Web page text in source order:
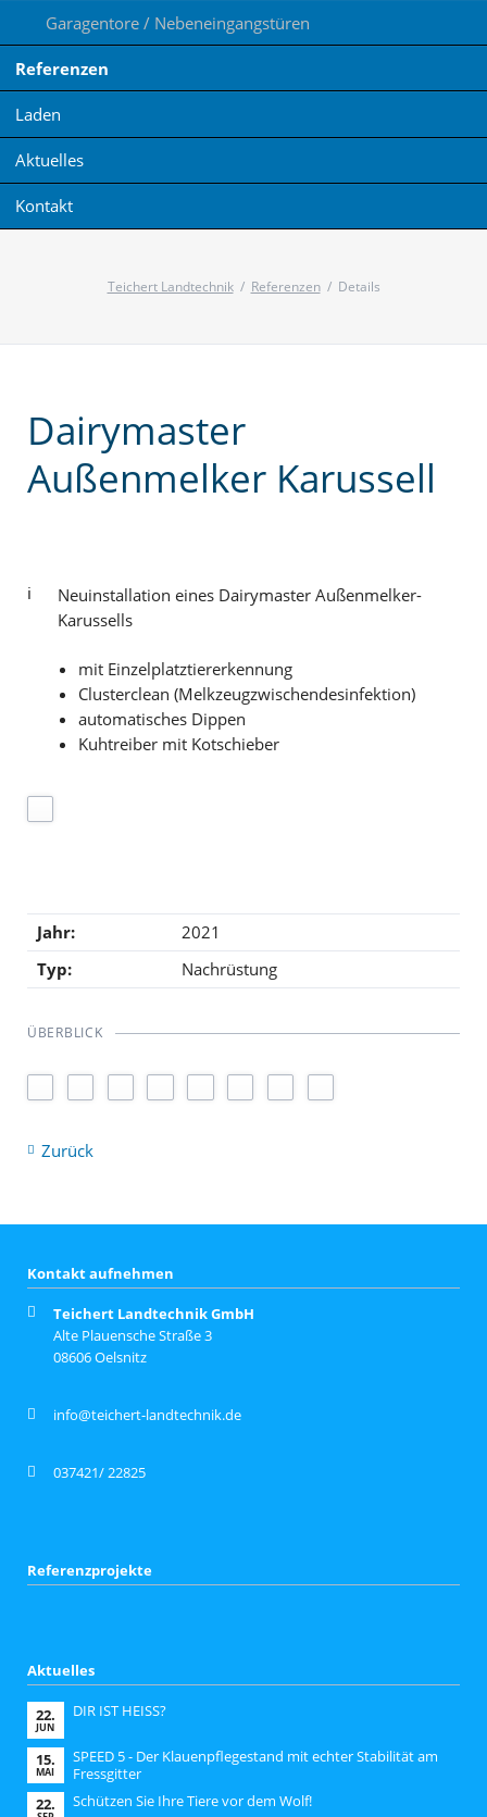
Garagentore / Nebeneingangstüren
Referenzen
Laden
Aktuelles
Kontakt
Teichert Landtechnik Referenzen Details
Dairymaster
Außenmelker Karussell
Neuinstallation eines Dairymaster Außenmelker-
Karussells
mit Einzelplatztiererkennung
Clusterclean (Melkzeugzwischendesinfektion)
automatisches Dippen
Kuhtreiber mit Kotschieber
Jahr:
2021
Typ:
Nachrüstung
ÜBERBLICK
Zurück
Kontakt aufnehmen
Teichert Landtechnik GmbH
Alte Plauensche Straße 3
08606 Oelsnitz
info@teichert-landtechnik.de
037421/ 22825
Referenzprojekte
Aktuelles
22.
JUN
DIR IST HEISS?
15.
MAI
SPEED 5 - Der Klauenpflegestand mit echter Stabilität am
Fressgitter
22.
Schützen Sie Ihre Tiere vor dem Wolf!